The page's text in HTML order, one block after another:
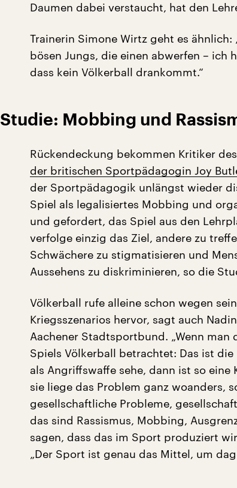
Daumen dabei verstaucht, hat den
Trainerin Simone Wirtz geht es ähnlich:
bösen Jungs, die einen abwerfen – ich
dass kein Völkerball drankommt.“
Studie: Mobbing und
Rückendeckung bekommen Kritiker
der britischen Sportpädagogin Joy
der Sportpädagogik unlängst wieder
Spiel als legalisiertes Mobbing und
und gefordert, das Spiel aus den
verfolge einzig das Ziel, andere zu
Schwächere zu stigmatisieren und
Aussehens zu diskriminieren, so die
Völkerball rufe alleine schon wegen
Kriegsszenarios hervor, sagt auch
Aachener Stadtsportbund. „Wenn
Spiels Völkerball betrachtet: Das ist
als Angriffswaffe sehe, dann ist so
sie liege das Problem ganz woanders,
gesellschaftliche Probleme,
das sind Rassismus, Mobbing,
sagen, dass das im Sport produziert
„Der Sport ist genau das Mittel, um